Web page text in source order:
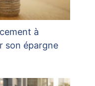
à
son épargne